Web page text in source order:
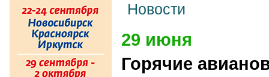
Новости
29 июня
Горячие